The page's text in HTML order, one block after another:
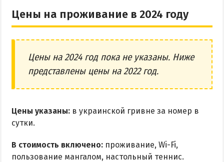
Цены на проживание в 2024 году
Цены на 2024 год пока не указаны. Ниже
представлены цены на 2022 год.
Цены указаны: в украинской гривне за номер в
сутки.
В стоимость включено: проживание, Wi-Fi,
пользование мангалом, настольный теннис.